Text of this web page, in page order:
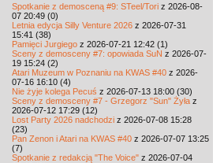
Spotkanie z demosceną #9: STeel/Tori z 2026-08-
07 20:49 (0)
Letnia edycja Silly Venture 2026 z 2026-07-31
15:41 (38)
Pamięci Jurgiego z 2026-07-21 12:42 (1)
Sceny z demosceny #7: opowiada SuN z 2026-07-
19 15:24 (2)
Atari Muzeum w Poznaniu na KWAS #40 z 2026-
07-16 16:10 (4)
Nie żyje kolega Pecuś z 2026-07-13 18:00 (30)
Sceny z demosceny #7 - Grzegorz "Sun" Żyła z
2026-07-12 17:29 (12)
Lost Party 2026 nadchodzi z 2026-07-08 15:28
(23)
Pan Zenon i Atari na KWAS #40 z 2026-07-07 13:25
(7)
Spotkanie z redakcją "The Voice" z 2026-07-04